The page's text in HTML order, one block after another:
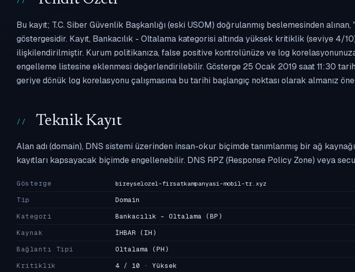
Bu kayıt; T.C. Siber Güvenlik Başkanlığı (eski USOM) doğrulanmış beslemesinden
göstergesidir. Kayıt, Bankacılık - Oltalama kategorisi altında yüksek kritiklik (seviye 4/
ilişkilendirilmiştir. Kurum politikanıza, false positive kontrolünüze ve log
engelleme listesine eklenmesi değerlendirilebilir. Gösterge 25 Ocak 2019 saat 11:30
geriye dönük log korelasyonu çalışmasına bu tarihi başlangıç noktası olarak almanız
Teknik Kayıt
Alan adı (domain), DNS sistemi üzerinden insan-okur biçimde tanımlanmış bir ağ
kayıtları kapsayacak biçimde engellenebilir. DNS RPZ (Response Policy Zone) veya
Gösterge bireyselozel-firsatkampanyasi-mobil-tr.xyz
Tip
Domain
Kategori
Bankacılık - Oltalama (BP)
Kaynak
İHBAR (IH)
Bağlantı Tipi
Oltalama (PH)
Kritiklik
4 / 10 · Yüksek